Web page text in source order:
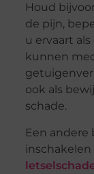
Houd
de pijn,
u ervaart
kunnen
ook als
schade.
Een andere
inschakelen